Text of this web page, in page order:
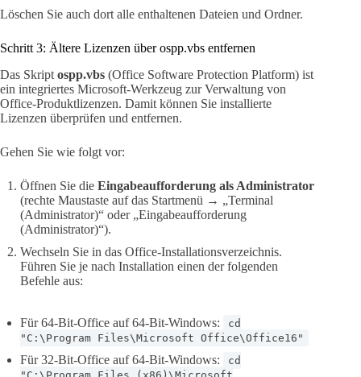
Löschen Sie auch dort alle enthaltenen Dateien und Ordner.
Schritt 3: Ältere Lizenzen über ospp.vbs entfernen
Das Skript ospp.vbs (Office Software Protection Platform) ist
ein integriertes Microsoft-Werkzeug zur Verwaltung von
Office-Produktlizenzen. Damit können Sie installierte
Lizenzen überprüfen und entfernen.
Gehen Sie wie folgt vor:
Öffnen Sie die Eingabeaufforderung als Administrator
(rechte Maustaste auf das Startmenü → „Terminal
(Administrator)“ oder „Eingabeaufforderung
(Administrator)“).
Wechseln Sie in das Office-Installationsverzeichnis.
Führen Sie je nach Installation einen der folgenden
Befehle aus:
Für 64-Bit-Office auf 64-Bit-Windows:
cd
"C:\Program Files\Microsoft Office\Office16"
Für 32-Bit-Office auf 64-Bit-Windows:
cd
"C:\Program Files (x86)\Microsoft